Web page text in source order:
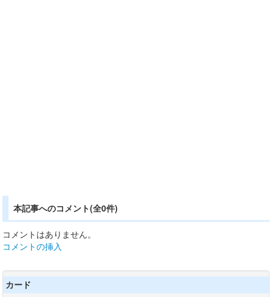
本記事へのコメント(全0件)
コメントはありません。
コメントの挿入
カード